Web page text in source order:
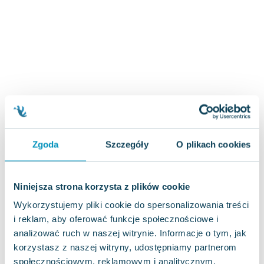
Zgoda Szczegóły O plikach cookies
Niniejsza strona korzysta z plików cookie
Wykorzystujemy pliki cookie do spersonalizowania treści
i reklam, aby oferować funkcje społecznościowe i
analizować ruch w naszej witrynie. Informacje o tym, jak
korzystasz z naszej witryny, udostępniamy partnerom
społecznościowym, reklamowym i analitycznym.
Joanna Racewicz
Maria Seweryn
Janina Zającówna
Eric Helms
Nela Mała Reporterka
Agnieszka Maciąg
Barbara Wrzesińska
Terry Pratchett
Virginia Woolf